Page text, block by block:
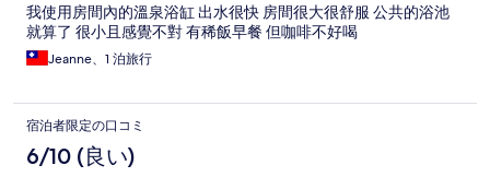
我使用房間內的溫泉浴缸 出水很快 房間很大很舒服 公共的浴池
就算了 很小且感覺不對 有稀飯早餐 但咖啡不好喝
Jeanne、1 泊旅行
宿泊者限定の口コミ
6/10 (良い)